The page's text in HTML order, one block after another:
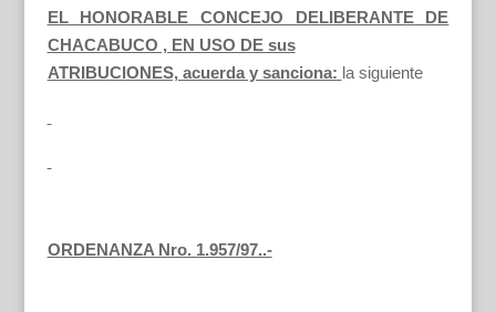
EL HONORABLE CONCEJO DELIBERANTE DE
CHACABUCO , EN USO DE sus
ATRIBUCIONES, acuerda y sanciona: la siguiente
ORDENANZA Nro. 1.957/97..-